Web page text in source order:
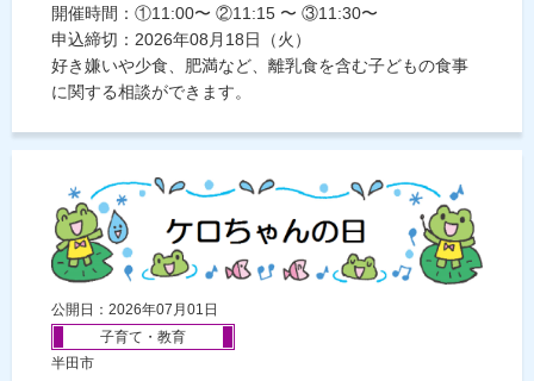
開催時間：①11:00〜 ②11:15 〜 ③11:30〜
申込締切：2026年08月18日（火）
好き嫌いや少食、肥満など、離乳食を含む子どもの食事
に関する相談ができます。
公開日：2026年07月01日
子育て・教育
半田市